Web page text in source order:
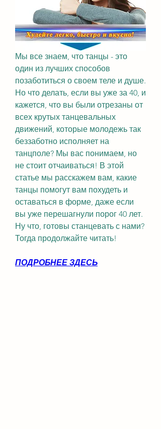
Мы все знаем, что танцы - это
один из лучших способов
позаботиться о своем теле и душе.
Но что делать, если вы уже за 40, и
кажется, что вы были отрезаны от
всех крутых танцевальных
движений, которые молодежь так
беззаботно исполняет на
танцполе? Мы вас понимаем, но
не стоит отчаиваться! В этой
статье мы расскажем вам, какие
танцы помогут вам похудеть и
оставаться в форме, даже если
вы уже перешагнули порог 40 лет.
Ну что, готовы станцевать с нами?
Тогда продолжайте читать!
ПОДРОБНЕЕ ЗДЕСЬ